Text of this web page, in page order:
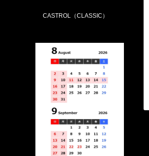
CASTROL（CLASSIC）